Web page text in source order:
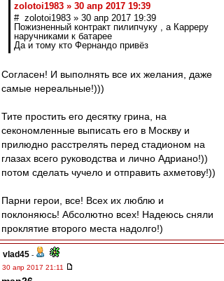
zolotoi1983 » 30 апр 2017 19:39
# zolotoi1983 » 30 апр 2017 19:39
Пожизненный контракт пилипчуку , а Карреру
наручниками к батарее
Да и тому кто Фернандо привёз
Согласен! И выполнять все их желания, даже
самые нереальные!)))
Тите простить его десятку грина, на
секономленные выписать его в Москву и
прилюдно расстрелять перед стадионом на
глазах всего руководства и лично Адриано!))
потом сделать чучело и отправить ахметову!))
Парни герои, все! Всех их люблю и
поклоняюсь! Абсолютно всех! Надеюсь сняли
проклятие второго места надолго!)
vlad45 -
30 апр 2017 21:11